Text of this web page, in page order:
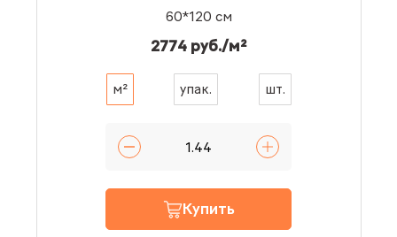
60*120 см
2774 руб./м²
м² упак. шт.
Купить